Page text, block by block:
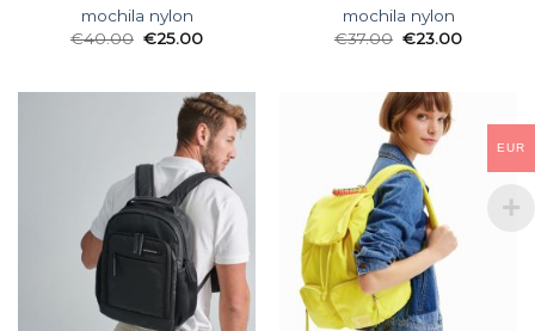
mochila nylon
€40.00 €25.00
mochila nylon
€37.00 €23.00
EUR